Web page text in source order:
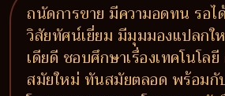
ถนัดการขาย มีความอดทน รอไ
วิสัยทัศน์เยี่ยม มีมุมมองแปลกใ
เดียดี ชอบศึกษาเรื่องเทคโนโล
สมัยใหม่ ทันสมัยตลอด พร้อมกั